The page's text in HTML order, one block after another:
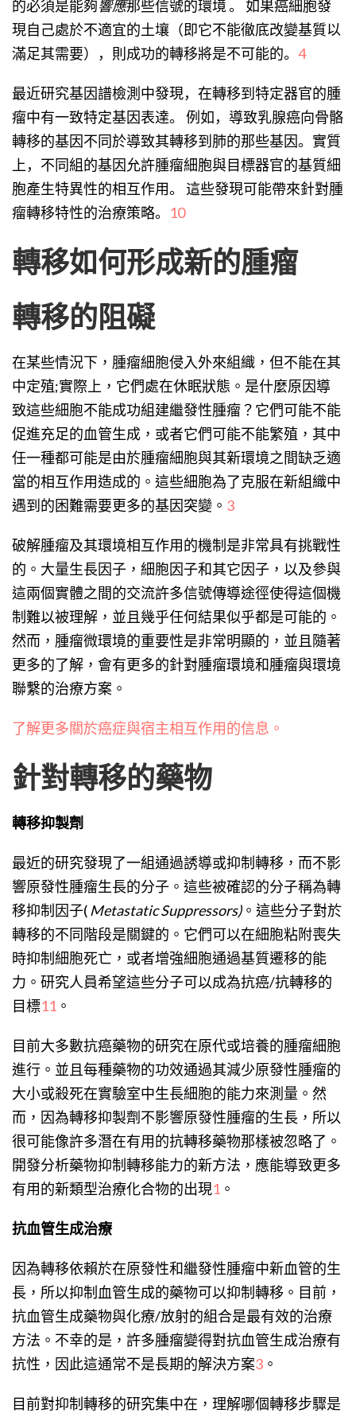
的必須是能夠響應那些信號的環境 。 如果癌細胞發
現自己處於不適宜的土壤（即它不能徹底改變基質以
滿足其需要），則成功的轉移將是不可能的。 4
最近研究基因譜檢測中發現，在轉移到特定器官的腫
瘤中有一致特定基因表達。 例如，導致乳腺癌向骨骼
轉移的基因不同於導致其轉移到肺的那些基因。實質
上，不同組的基因允許腫瘤細胞與目標器官的基質細
胞產生特異性的相互作用。 這些發現可能帶來針對腫
瘤轉移特性的治療策略。 10
轉移如何形成新的腫瘤
轉移的阻礙
在某些情況下，腫瘤細胞侵入外來組織，但不能在其
中定殖;實際上，它們處在休眠狀態。是什麼原因導
致這些細胞不能成功組建繼發性腫瘤？它們可能不能
促進充足的血管生成，或者它們可能不能繁殖，其中
任一種都可能是由於腫瘤細胞與其新環境之間缺乏適
當的相互作用造成的。這些細胞為了克服在新組織中
遇到的困難需要更多的基因突變。 3
破解腫瘤及其環境相互作用的機制是非常具有挑戰性
的。大量生長因子，細胞因子和其它因子，以及參與
這兩個實體之間的交流許多信號傳導途徑使得這個機
制難以被理解，並且幾乎任何結果似乎都是可能的。
然而，腫瘤微環境的重要性是非常明顯的，並且隨著
更多的了解，會有更多的針對腫瘤環境和腫瘤與環境
聯繫的治療方案。
了解更多關於癌症與宿主相互作用的信息。
針對轉移的藥物
轉移抑製劑
最近的研究發現了一組通過誘導或抑制轉移，而不影
響原發性腫瘤生長的分子。這些被確認的分子稱為轉
移抑制因子( Metastatic Suppressors)。這些分子對於
轉移的不同階段是關鍵的。它們可以在細胞粘附喪失
時抑制細胞死亡，或者增強細胞通過基質遷移的能
力。研究人員希望這些分子可以成為抗癌/抗轉移的
目標11 。
目前大多數抗癌藥物的研究在原代或培養的腫瘤細胞
進行。並且每種藥物的功效通過其減少原發性腫瘤的
大小或殺死在實驗室中生長細胞的能力來測量。然
而，因為轉移抑製劑不影響原發性腫瘤的生長，所以
很可能像許多潛在有用的抗轉移藥物那樣被忽略了。
開發分析藥物抑制轉移能力的新方法，應能導致更多
有用的新類型治療化合物的出現1 。
抗血管生成治療
因為轉移依賴於在原發性和繼發性腫瘤中新血管的生
長，所以抑制血管生成的藥物可以抑制轉移。目前，
抗血管生成藥物與化療/放射的組合是最有效的治療
方法。不幸的是，許多腫瘤變得對抗血管生成治療有
抗性，因此這通常不是長期的解決方案3 。
目前對抑制轉移的研究集中在，理解哪個轉移步驟是